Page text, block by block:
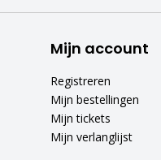
Mijn account
Registreren
Mijn bestellingen
Mijn tickets
Mijn verlanglijst